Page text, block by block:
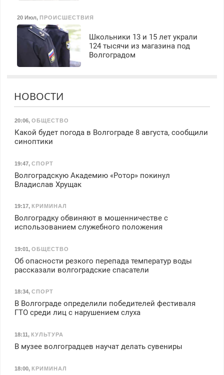
20 Июл, ПРОИСШЕСТВИЯ
Школьники 13 и 15 лет украли
124 тысячи из магазина под
Волгоградом
НОВОСТИ
20:06, ОБЩЕСТВО
Какой будет погода в Волгограде 8 августа, сообщили
синоптики
19:47, СПОРТ
Волгоградскую Академию «Ротор» покинул
Владислав Хрущак
19:17, КРИМИНАЛ
Волгоградку обвиняют в мошенничестве с
использованием служебного положения
19:01, ОБЩЕСТВО
Об опасности резкого перепада температур воды
рассказали волгоградские спасатели
18:34, СПОРТ
В Волгограде определили победителей фестиваля
ГТО среди лиц с нарушением слуха
18:11, КУЛЬТУРА
В музее волгоградцев научат делать сувениры
18:00, КРИМИНАЛ